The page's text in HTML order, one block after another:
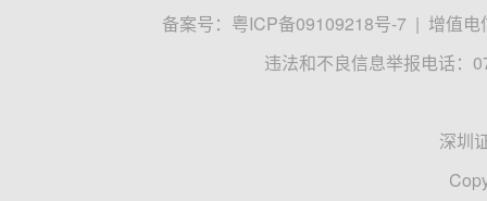
备案号： 粤ICP备09109218号-7 | 增值电
违法和不良信息举报电话：
深圳